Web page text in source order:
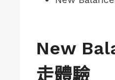
New
走體驗